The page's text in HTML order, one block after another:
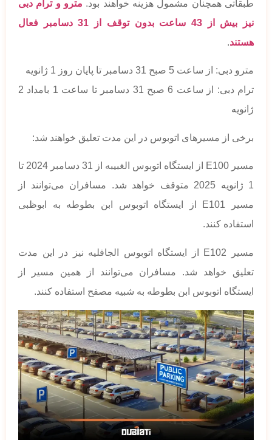
طبقاتی همچنان مشمول هزینه خواهند بود. مترو و ترام دبی
نیز بیش از 43 ساعت بدون توقف از 31 دسامبر فعال
هستند.
مترو دبی: از ساعت 5 صبح 31 دسامبر تا پایان روز 1 ژانویه
ترام دبی: از ساعت 6 صبح 31 دسامبر تا ساعت 1 بامداد 2
ژانویه
برخی از مسیرهای اتوبوس در این مدت تعلیق خواهند شد:
مسیر E100 از ایستگاه اتوبوس الغبیبه از 31 دسامبر 2024 تا
1 ژانویه 2025 متوقف خواهد شد. مسافران می‌توانند از
مسیر E101 از ایستگاه اتوبوس ابن بطوطه به ابوظبی
استفاده کنند.
مسیر E102 از ایستگاه اتوبوس الجافلیه نیز در این مدت
تعلیق خواهد شد. مسافران می‌توانند از همین مسیر از
ایستگاه اتوبوس ابن بطوطه به شبیه مصفح استفاده کنند.